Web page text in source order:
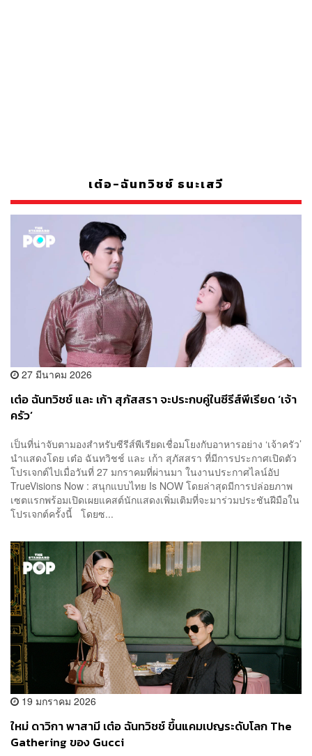
เต๋อ-ฉันทวิชช์ ธนะเสวี
27 มีนาคม 2026
เต๋อ ฉันทวิชช์ และ เก้า สุภัสสรา จะประกบคู่ในซีรีส์พีเรียด ‘เจ้า
ครัว’
เป็นที่น่าจับตามองสำหรับซีรีส์พีเรียดเชื่อมโยงกับอาหารอย่าง ‘เจ้าครัว’
นำแสดงโดย เต๋อ ฉันทวิชช์ และ เก้า สุภัสสรา ที่มีการประกาศเปิดตัว
โปรเจกต์ไปเมื่อวันที่ 27 มกราคมที่ผ่านมา ในงานประกาศไลน์อัป
TrueVisions Now : สนุกแบบไทย Is NOW โดยล่าสุดมีการปล่อยภาพ
เซตแรกพร้อมเปิดเผยแคสต์นักแสดงเพิ่มเติมที่จะมาร่วมประชันฝีมือใน
โปรเจกต์ครั้งนี้ โดยซ...
19 มกราคม 2026
ใหม่ ดาวิกา พาสามี เต๋อ ฉันทวิชช์ ขึ้นแคมเปญระดับโลก The
Gathering ของ Gucci